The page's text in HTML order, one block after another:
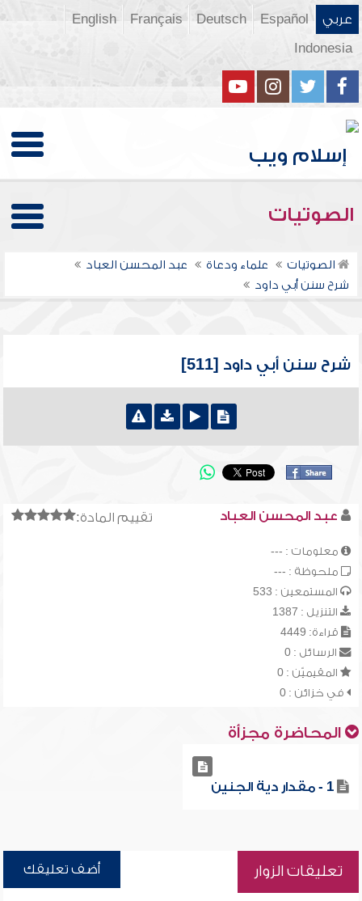
عربي Español
Deutsch
Français
English
Indonesia
الصوتيات
الصوتيات علماء ودعاة
عبد المحسن العباد
شرح سنن أبي داود
شرح سنن أبي داود [511]
تقييم المادة: عبد المحسن العباد
معلومات : ---
ملحوظة : ---
المستمعين : 533
التنزيل : 1387
قراءة: 4449
الرسائل : 0
المقيميّن : 0
في خزائن : 0
المحاضرة مجزأة
1 - مقدار دية الجنين
تعليقات الزوار أضف تعليقك